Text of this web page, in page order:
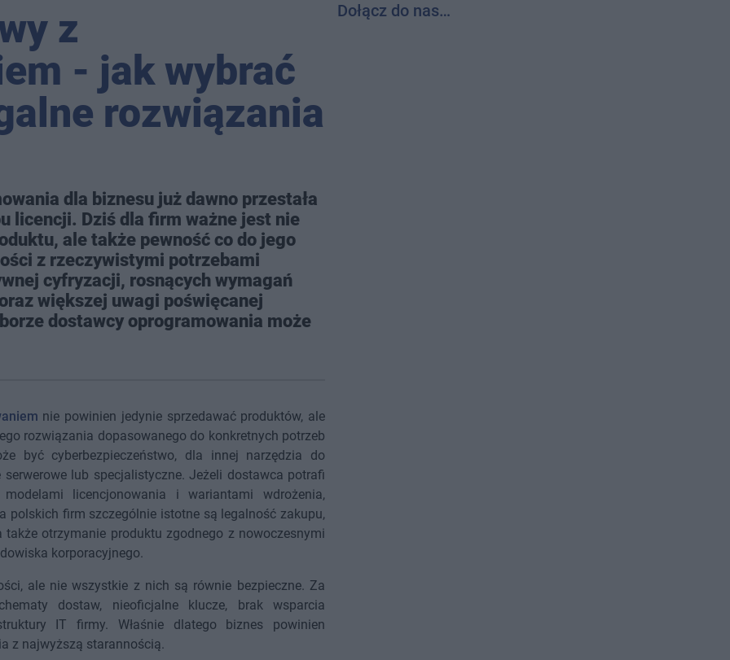
z
- jak wybrać
rozwiązania
dla biznesu już dawno przestała
licencji. Dziś dla firm ważne jest nie
ale także pewność co do jego
z rzeczywistymi potrzebami
cyfryzacji, rosnących wymagań
większej uwagi poświęcanej
dostawcy oprogramowania może
nie powinien jedynie sprzedawać produktów, ale
rozwiązania dopasowanego do konkretnych potrzeb
być cyberbezpieczeństwo, dla innej narzędzia do
lub specjalistyczne. Jeżeli dostawca potrafi
licencjonowania i wariantami wdrożenia,
firm szczególnie istotne są legalność zakupu,
otrzymanie produktu zgodnego z nowoczesnymi
korporacyjnego.
ale nie wszystkie z nich są równie bezpieczne. Za
dostaw, nieoficjalne klucze, brak wsparcia
IT firmy. Właśnie dlatego biznes powinien
z najwyższą starannością.
Dołącz do nas…